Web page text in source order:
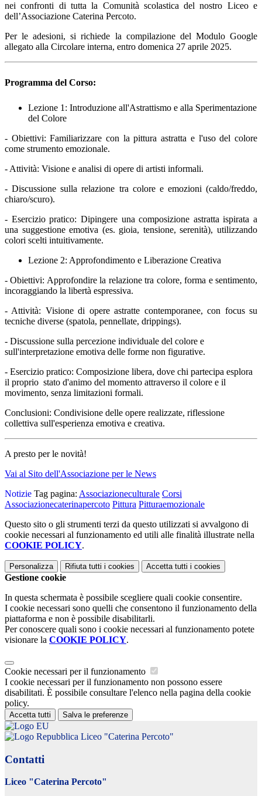
nei confronti di tutta la Comunità scolasticadel nostro Liceo e
dell’Associazione Caterina Percoto.
Per le adesioni, si richiede la compilazione del Modulo Google
allegato alla Circolare interna, entro domenica 27 aprile 2025.
Programma del Corso:
Lezione 1: Introduzione all'Astrattismo e alla Sperimentazione
del Colore
- Obiettivi: Familiarizzare con la pittura astratta e l'uso del colore
come strumento emozionale.
- Attività: Visione e analisi di opere di artisti informali.
- Discussione sulla relazione tra colore e emozioni (caldo/freddo,
chiaro/scuro).
- Esercizio pratico: Dipingere una composizione astratta ispirata a
una suggestione emotiva (es. gioia, tensione, serenità), utilizzando
colori scelti intuitivamente.
Lezione 2: Approfondimento e Liberazione Creativa
- Obiettivi: Approfondire la relazione tra colore, forma e sentimento,
incoraggiando la libertà espressiva.
- Attività: Visione di opere astratte contemporanee, con focus su
tecniche diverse (spatola, pennellate, drippings).
- Discussione sulla percezione individuale del colore e
sull'interpretazione emotiva delle forme non figurative.
- Esercizio pratico: Composizione libera, dove chi partecipa esplora
il proprio stato d'animo del momento attraverso il colore e il
movimento, senza limitazioni formali.
Conclusioni: Condivisione delle opere realizzate, riflessione
collettiva sull'esperienza emotiva e creativa.
A presto per le novità!
Vai al Sito dell'Associazione per le News
Notizie Tag pagina: Associazioneculturale Corsi
Associazionecaterinapercoto Pittura Pitturaemozionale
Questo sito o gli strumenti terzi da questo utilizzati si avvalgono di
cookie necessari al funzionamento ed utili alle finalità illustrate nella
COOKIE POLICY.
Personalizza Rifiuta tutti i cookies Accetta tutti i cookies
Gestione cookie
In questa schermata è possibile scegliere quali cookie consentire.
I cookie necessari sono quelli che consentono il funzionamento della
piattaforma e non è possibile disabilitarli.
Per conoscere quali sono i cookie necessari al funzionamento potete
visionare la COOKIE POLICY.
Cookie necessari per il funzionamento
I cookie necessari per il funzionamento non possono essere
disabilitati. È possibile consultare l'elenco nella pagina della cookie
policy.
Accetta tutti Salva le preferenze
Liceo "Caterina Percoto"
Contatti
Liceo "Caterina Percoto"